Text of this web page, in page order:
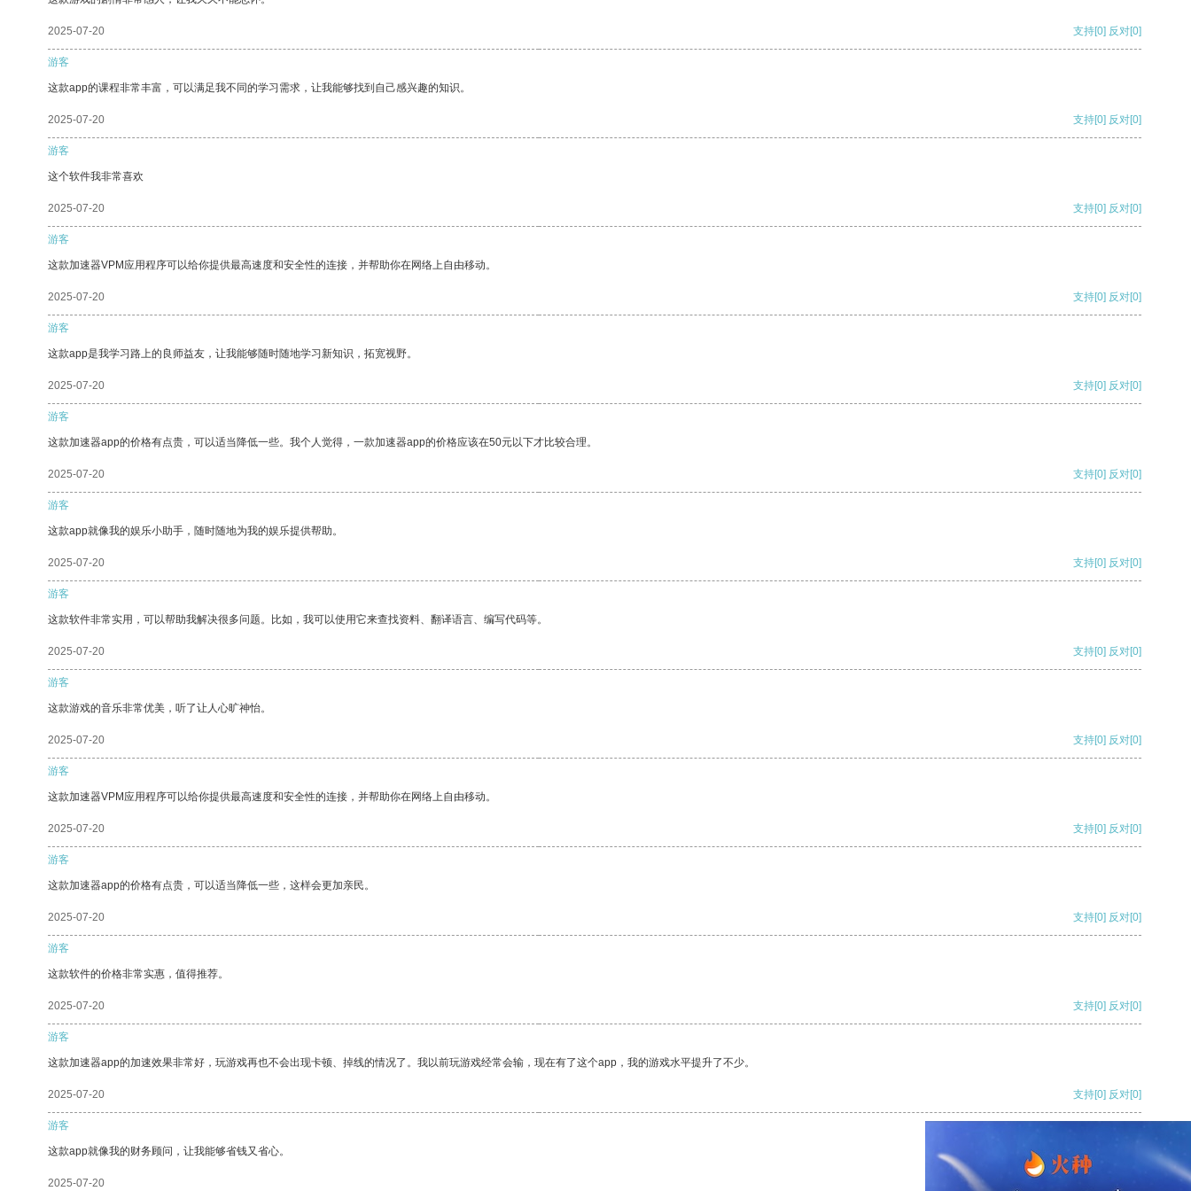
2025-07-20 支持[0] 反对[0]
游客
这款app的课程非常丰富，可以满足我不同的学习需求，让我能够找到自己感兴趣的知识。
2025-07-20 支持[0] 反对[0]
游客
这个软件我非常喜欢
2025-07-20 支持[0] 反对[0]
游客
这款加速器VPM应用程序可以给你提供最高速度和安全性的连接，并帮助你在网络上自由移动。
2025-07-20 支持[0] 反对[0]
游客
这款app是我学习路上的良师益友，让我能够随时随地学习新知识，拓宽视野。
2025-07-20 支持[0] 反对[0]
游客
这款加速器app的价格有点贵，可以适当降低一些。我个人觉得，一款加速器app的价格应该在50元以下才比较合理。
2025-07-20 支持[0] 反对[0]
游客
这款app就像我的娱乐小助手，随时随地为我的娱乐提供帮助。
2025-07-20 支持[0] 反对[0]
游客
这款软件非常实用，可以帮助我解决很多问题。比如，我可以使用它来查找资料、翻译语言、编写代码等。
2025-07-20 支持[0] 反对[0]
游客
这款游戏的音乐非常优美，听了让人心旷神怡。
2025-07-20 支持[0] 反对[0]
游客
这款加速器VPM应用程序可以给你提供最高速度和安全性的连接，并帮助你在网络上自由移动。
2025-07-20 支持[0] 反对[0]
游客
这款加速器app的价格有点贵，可以适当降低一些，这样会更加亲民。
2025-07-20 支持[0] 反对[0]
游客
这款软件的价格非常实惠，值得推荐。
2025-07-20 支持[0] 反对[0]
游客
这款加速器app的加速效果非常好，玩游戏再也不会出现卡顿、掉线的情况了。我以前玩游戏经常会输，现在有了这个app，我的游戏水平提升了不少。
2025-07-20 支持[0] 反对[0]
游客
这款app就像我的财务顾问，让我能够省钱又省心。
2025-07-20